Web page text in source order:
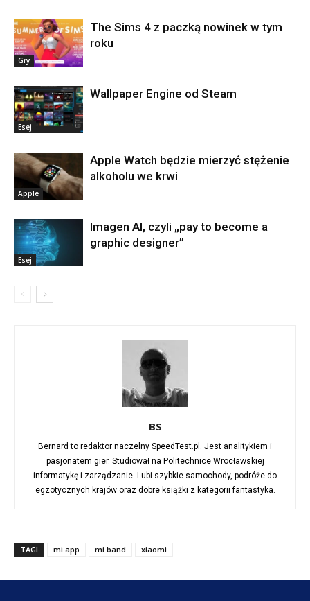
Gry
The Sims 4 z paczką nowinek w tym
roku
Esej
Wallpaper Engine od Steam
Apple
Apple Watch będzie mierzyć stężenie
alkoholu we krwi
Esej
Imagen AI, czyli „pay to become a
graphic designer”
BS
Bernard to redaktor naczelny SpeedTest.pl. Jest analitykiem i
pasjonatem gier. Studiował na Politechnice Wrocławskiej
informatykę i zarządzanie. Lubi szybkie samochody, podróże do
egzotycznych krajów oraz dobre książki z kategorii fantastyka.
TAGI mi app mi band xiaomi